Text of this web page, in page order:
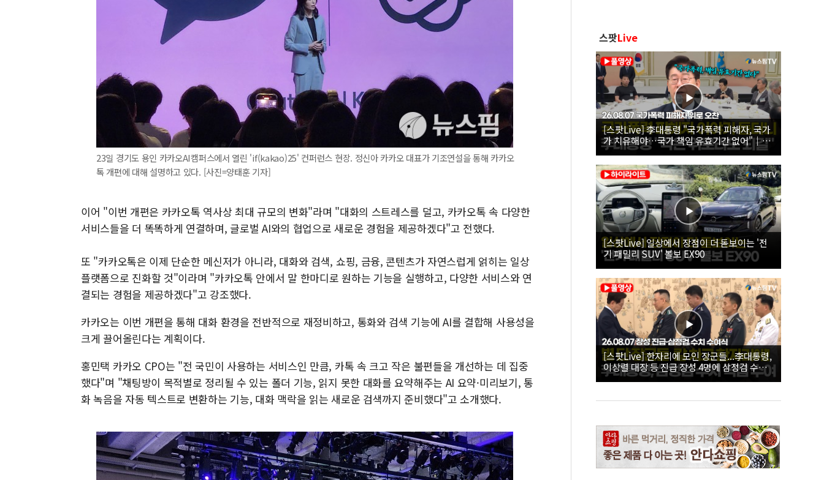
23일 경기도 용인 카카오AI캠퍼스에서 열린 'if(kakao)25' 컨퍼런스 현장. 정신아 카카오 대표가 기조연설을 통해 카카오
톡 개편에 대해 설명하고 있다. [사진=양태훈 기자]
이어 "이번 개편은 카카오톡 역사상 최대 규모의 변화"라며 "대화의 스트레스를 덜고, 카카오톡 속 다양한
서비스들을 더 똑똑하게 연결하며, 글로벌 AI와의 협업으로 새로운 경험을 제공하겠다"고 전했다.
또 "카카오톡은 이제 단순한 메신저가 아니라, 대화와 검색, 쇼핑, 금융, 콘텐츠가 자연스럽게 얽히는 일상
플랫폼으로 진화할 것"이라며 "카카오톡 안에서 말 한마디로 원하는 기능을 실행하고, 다양한 서비스와 연
결되는 경험을 제공하겠다"고 강조했다.
카카오는 이번 개편을 통해 대화 환경을 전반적으로 재정비하고, 통화와 검색 기능에 AI를 결합해 사용성을
크게 끌어올린다는 계획이다.
홍민택 카카오 CPO는 "전 국민이 사용하는 서비스인 만큼, 카톡 속 크고 작은 불편들을 개선하는 데 집중
했다"며 "채팅방이 목적별로 정리될 수 있는 폴더 기능, 읽지 못한 대화를 요약해주는 AI 요약·미리보기, 통
화 녹음을 자동 텍스트로 변환하는 기능, 대화 맥락을 읽는 새로운 검색까지 준비했다"고 소개했다.
스팟Live
[스팟Live] 李대통령 "국가폭력 피해자, 국가
가 치유해야…국가 책임 유효기간 없어"｜
26.08.07 국가폭력 피해자 위로 오찬
[스팟Live] 일상에서 장점이 더 돋보이는 '전
기 패밀리 SUV' 볼보 EX90
[스팟Live] 한자리에 모인 장군들...李대통령,
이상렬 대장 등 진급 장성 4명에 삼정검 수치
직접 수여｜26.08.07 장성 진급·삼정검 수치